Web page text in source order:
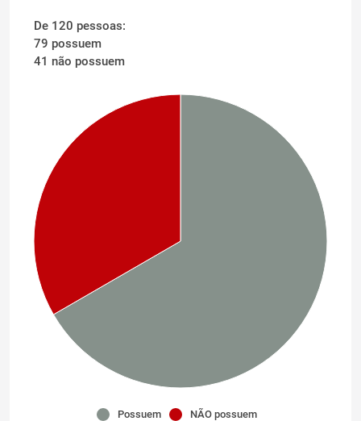
De 120 pessoas:
79 possuem
41 não possuem
Possuem NÃO possuem